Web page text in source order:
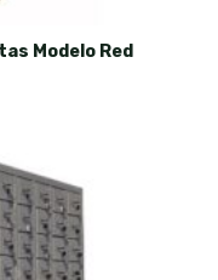
Modelo Red